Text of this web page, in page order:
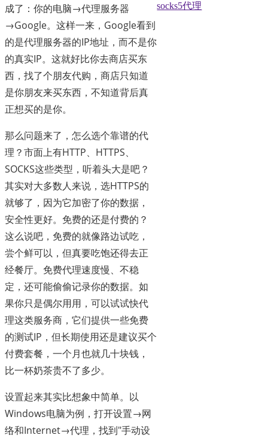
成了：你的电脑→代理服务器
→Google。这样一来，Google看到
的是代理服务器的IP地址，而不是你
的真实IP。这就好比你去商店买东
西，找了个朋友代购，商店只知道
是你朋友来买东西，不知道背后真
正想买的是你。
那么问题来了，怎么选个靠谱的代
理？市面上有HTTP、HTTPS、
SOCKS这些类型，听着头大是吧？
其实对大多数人来说，选HTTPS的
就够了，因为它加密了你的数据，
安全性更好。免费的还是付费的？
这么说吧，免费的就像路边试吃，
尝个鲜可以，但真要吃饱还得去正
经餐厅。免费代理速度慢、不稳
定，还可能偷偷记录你的数据。如
果你只是偶尔用用，可以试试快代
理这类服务商，它们提供一些免费
的测试IP，但长期使用还是建议买个
付费套餐，一个月也就几十块钱，
比一杯奶茶贵不了多少。
设置起来其实比想象中简单。以
Windows电脑为例，打开设置→网
络和Internet→代理，找到"手动设
socks5代理